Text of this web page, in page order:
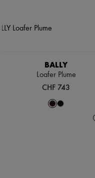
BALLY
Loafer Plume
CHF 743